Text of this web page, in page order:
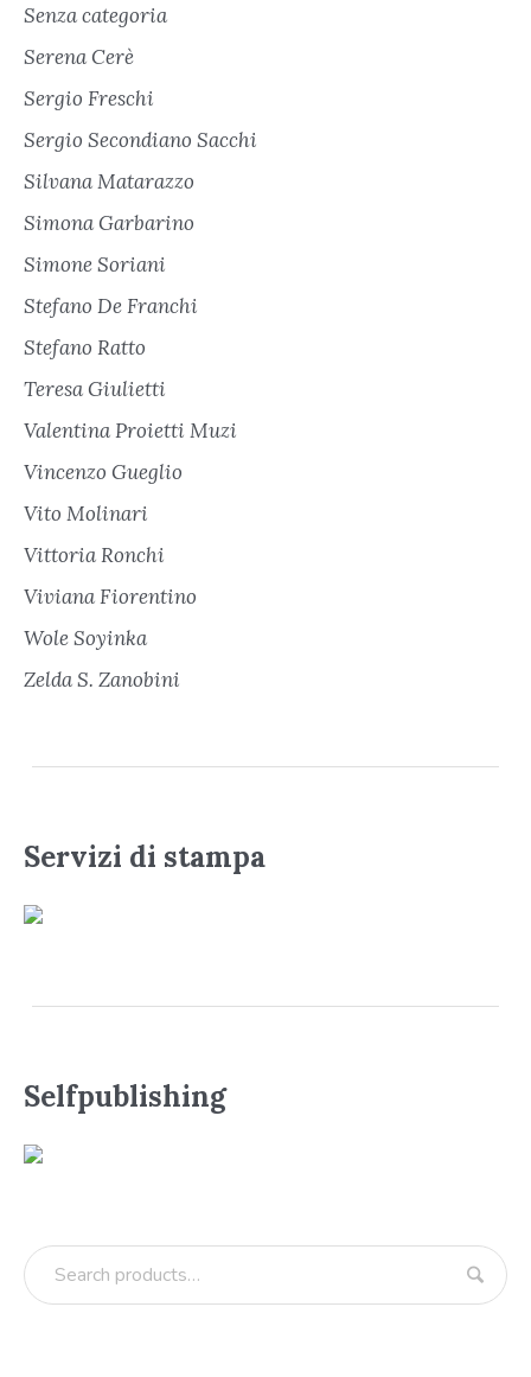
Senza categoria
Serena Cerè
Sergio Freschi
Sergio Secondiano Sacchi
Silvana Matarazzo
Simona Garbarino
Simone Soriani
Stefano De Franchi
Stefano Ratto
Teresa Giulietti
Valentina Proietti Muzi
Vincenzo Gueglio
Vito Molinari
Vittoria Ronchi
Viviana Fiorentino
Wole Soyinka
Zelda S. Zanobini
Servizi di stampa
Selfpublishing